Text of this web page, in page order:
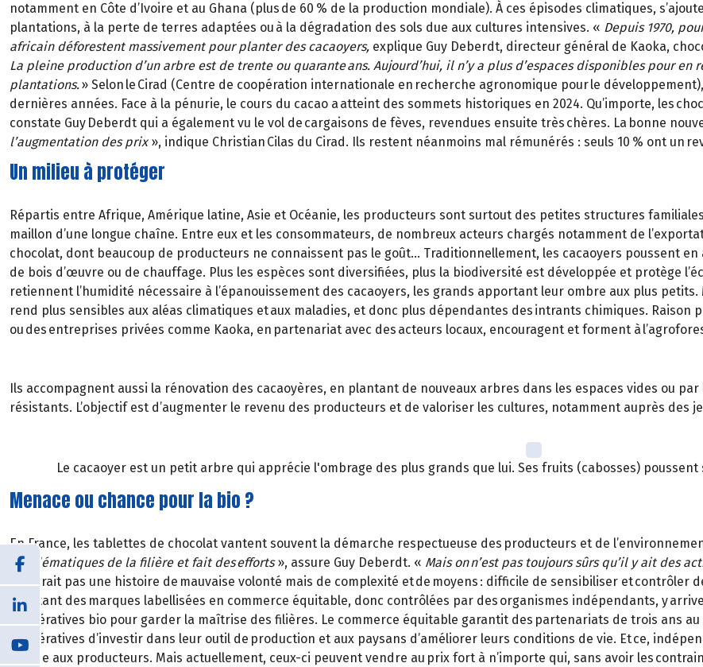
notamment en Côte d’Ivoire et au Ghana (plus de 60 % de la production mondiale). À ces épisodes climatiques,
plantations, à la perte de terres adaptées ou à la dégradation des sols due aux cultures intensives. « Depuis 1970,
africain déforestent massivement pour planter des cacaoyers, explique Guy Deberdt, directeur général de Kaoka,
La pleine production d’un arbre est de trente ou quarante ans. Aujourd’hui, il n’y a plus d’espaces disponibles pour
plantations.» Selon le Cirad (Centre de coopération internationale en recherche agronomique pour le
dernières années. Face à la pénurie, le cours du cacao a atteint des sommets historiques en 2024. Qu’importe, les
constate Guy Deberdt qui a également vu le vol de cargaisons de fèves, revendues ensuite très chères. La bonne
l’augmentation des prix», indique Christian Cilas du Cirad. Ils restent néanmoins mal rémunérés : seuls 10 % ont un
Un milieu à protéger
Répartis entre Afrique, Amérique latine, Asie et Océanie, les producteurs sont surtout des petites structures
maillon d’une longue chaîne. Entre eux et les consommateurs, de nombreux acteurs chargés notamment de
chocolat, dont beaucoup de producteurs ne connaissent pas le goût… Traditionnellement, les cacaoyers poussent
de bois d’œuvre ou de chauffage. Plus les espèces sont diversifiées, plus la biodiversité est développée et protège
retiennent l’humidité nécessaire à l’épanouissement des cacaoyers, les grands apportant leur ombre aux plus
rend plus sensibles aux aléas climatiques et aux maladies, et donc plus dépendantes des intrants chimiques. Raison
ou des entreprises privées comme Kaoka, en partenariat avec des acteurs locaux, encouragent et forment à
Ils accompagnent aussi la rénovation des cacaoyères, en plantant de nouveaux arbres dans les espaces vides ou
résistants. L’objectif est d’augmenter le revenu des producteurs et de valoriser les cultures, notamment auprès des
Le cacaoyer est un petit arbre qui apprécie l'ombrage des plus grands que lui. Ses fruits (cabosses)
Menace ou chance pour la bio ?
En France, les tablettes de chocolat vantent souvent la démarche respectueuse des producteurs et de
problématiques de la filière et fait des efforts», assure Guy Deberdt. « Mais on n’est pas toujours sûrs qu’il y ait des
ne serait pas une histoire de mauvaise volonté mais de complexité et de moyens : difficile de sensibiliser et
Pourtant des marques labellisées en commerce équitable, donc contrôlées par des organismes indépendants, y
coopératives bio pour garder la maîtrise des filières. Le commerce équitable garantit des partenariats de trois ans
coopératives d’investir dans leur outil de production et aux paysans d’améliorer leurs conditions de vie. Et ce,
versée aux producteurs. Mais actuellement, ceux-ci peuvent vendre au prix fort à n’importe qui, sans avoir les